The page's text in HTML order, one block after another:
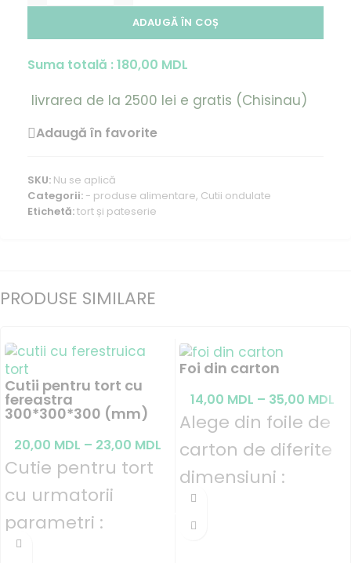
ADAUGĂ ÎN COȘ
Suma totală :180,00 MDL
livrarea de la 2500 lei e gratis (Chisinau)
Adaugă în favorite
SKU: Nu se aplică
Categorii: - produse alimentare, Cutii ondulate
Etichetă:tort și pateserie
PRODUSE SIMILARE
-8%
Cutii pentru tort cu
fereastra
300*300*300 (mm)
20,00 MDL – 23,00 MDL
Cutie pentru tort
cu urmatorii
parametri :
- carton ondulat
Foi din carton
14,00 MDL – 35,00 MDL
Alege din foile de
carton de diferite
dimensiuni :
- pretul livrarii
placilor depinde